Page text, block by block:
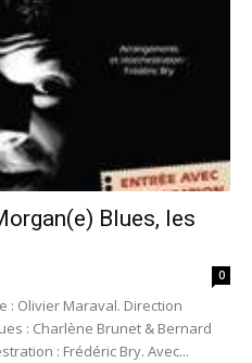
Blues, les
0
: Olivier Maraval. Direction
: Charlène Brunet & Bernard
: Frédéric Bry. Avec...